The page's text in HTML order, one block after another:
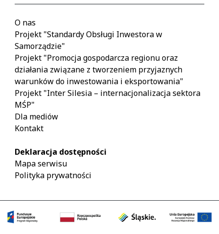
O nas
Projekt "Standardy Obsługi Inwestora w
Samorządzie"
Projekt "Promocja gospodarcza regionu oraz
działania związane z tworzeniem przyjaznych
warunków do inwestowania i eksportowania"
Projekt "Inter Silesia – internacjonalizacja sektora
MŚP"
Dla mediów
Kontakt
Deklaracja dostępności
Mapa serwisu
Polityka prywatności